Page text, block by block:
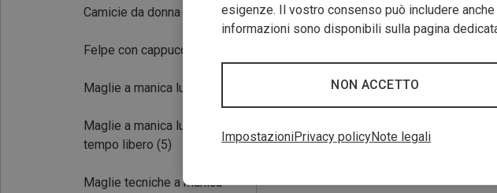
Camicie da donna
Felpe con cappuccio
Maglie a manica lunga
Maglie a manica lunga
tempo libero (5)
Maglie tecniche a manica
esigenze. Il vostro consenso può includere
informazioni sono disponibili sulla pagina
NON ACCETTO
ImpostazioniPrivacy policyNote legali